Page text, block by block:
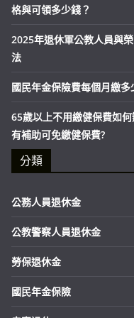
格與可領多少錢？
2025年退休軍公教人員與
法
國民年金保險費每個月繳
65歲以上不用繳健保費如
有補助可免繳健保費?
分類
公務人員退休金
公教警察人員退休金
勞保退休金
國民年金保險